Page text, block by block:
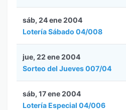
Lotería Sábado 04/008
sáb, 24 ene 2004
Sorteo del Jueves 007/04
jue, 22 ene 2004
Lotería Especial 04/006
sáb, 17 ene 2004